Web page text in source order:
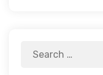
Search